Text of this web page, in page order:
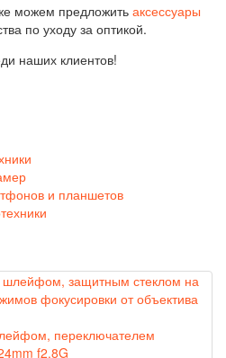
можем предложить аксессуары
по уходу за оптикой.
наших клиентов!
и планшетов
переключателем
f2.8G